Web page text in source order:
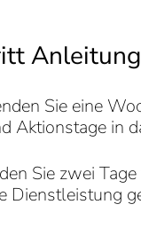
Sie eine
Aktionstage in
Sie zwei
Dienstleistung